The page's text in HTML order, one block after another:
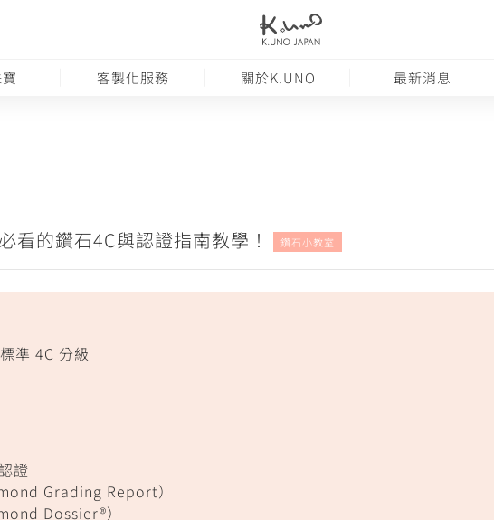
客製化服務 關於K.UNO 最新消息
看的鑽石4C與認證指南教學！ 鑽石小教室
準 4C 分級
證
Grading Report）
Dossier®）